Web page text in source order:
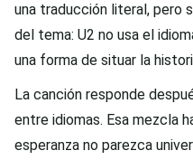
una traducción literal, pero
del tema: U2 no usa el
una forma de situar la
La canción responde
entre idiomas. Esa mezcla
esperanza no parezca